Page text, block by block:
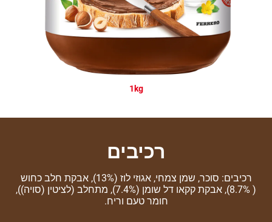
1kg
רכיבים
רכיבים: סוכר, שמן צמחי, אגוזי לוז (13%), אבקת חלב כחוש
( 8.7%), אבקת קקאו דל שומן (7.4%), מתחלב (לציטין (סויה)),
חומר טעם וריח.